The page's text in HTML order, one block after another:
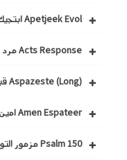
Apetjeek Evol ابتجيك ايفول
Acts Response مرد الابركسيس
Aspazeste (Long) قبلوا الطويله
Amen Espateer امين اسباتير
Psalm 150 مزمور التوزيع السنوي